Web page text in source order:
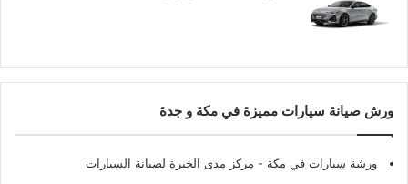
ورش صيانة سيارات مميزة في مكة و جدة
ورشة سيارات في مكة - مركز مدى الخبرة لصيانة السيارات